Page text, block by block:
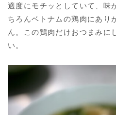
適度にモチッとしていて、味
ちろんベトナムの鶏肉にあり
ん。この鶏肉だけおつまみに
い。